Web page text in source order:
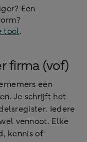
Een
tool.
firma (vof)
een
Je schrijft het
Iedere
vennoot. Elke
kennis of